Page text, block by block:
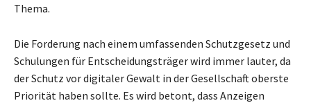
Thema.
Die Forderung nach einem umfassenden Schutzgesetz und
Schulungen für Entscheidungsträger wird immer lauter, da
der Schutz vor digitaler Gewalt in der Gesellschaft oberste
Priorität haben sollte. Es wird betont, dass Anzeigen